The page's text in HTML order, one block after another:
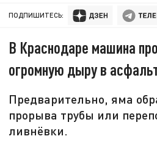
ПОДПИШИТЕСЬ:
В Краснодаре машина
огромную дыру в
Предварительно, яма
прорыва трубы или
ливнёвки.